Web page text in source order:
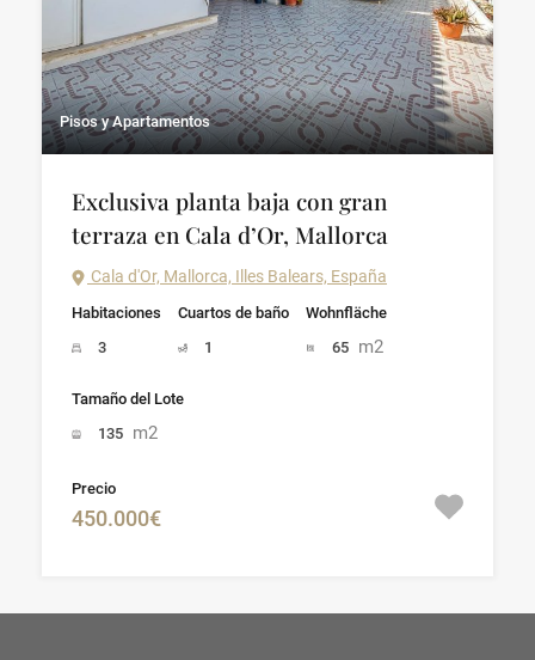
Pisos y Apartamentos
Exclusiva planta baja con gran
terraza en Cala d’Or, Mallorca
Cala d'Or, Mallorca, Illes Balears, España
Habitaciones
3
Cuartos de baño
1
Wohnfläche
65 m2
Tamaño del Lote
135 m2
Precio
450.000€